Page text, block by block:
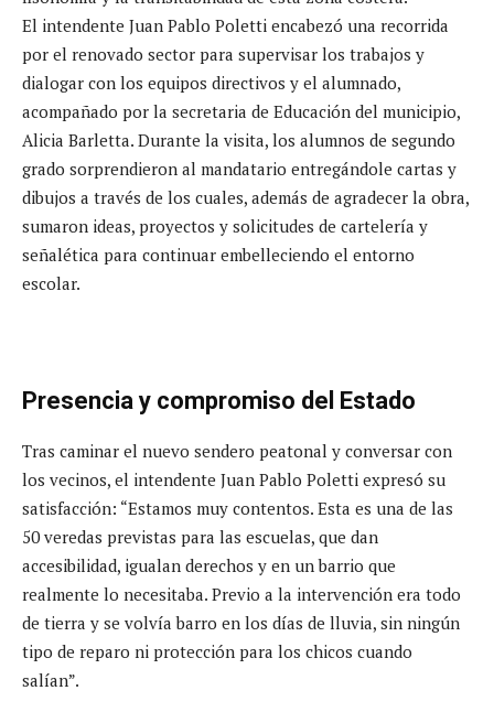
El intendente Juan Pablo Poletti encabezó una recorrida
por el renovado sector para supervisar los trabajos y
dialogar con los equipos directivos y el alumnado,
acompañado por la secretaria de Educación del municipio,
Alicia Barletta. Durante la visita, los alumnos de segundo
grado sorprendieron al mandatario entregándole cartas y
dibujos a través de los cuales, además de agradecer la obra,
sumaron ideas, proyectos y solicitudes de cartelería y
señalética para continuar embelleciendo el entorno
escolar.
Presencia y compromiso del Estado
Tras caminar el nuevo sendero peatonal y conversar con
los vecinos, el intendente Juan Pablo Poletti expresó su
satisfacción: “Estamos muy contentos. Esta es una de las
50 veredas previstas para las escuelas, que dan
accesibilidad, igualan derechos y en un barrio que
realmente lo necesitaba. Previo a la intervención era todo
de tierra y se volvía barro en los días de lluvia, sin ningún
tipo de reparo ni protección para los chicos cuando
salían”.